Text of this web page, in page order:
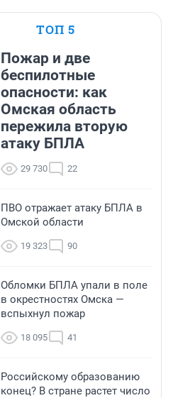
ТОП 5
Пожар и две
беспилотные
опасности: как
Омская область
пережила вторую
атаку БПЛА
29 730 22
ПВО отражает атаку БПЛА в
Омской области
19 323 90
Обломки БПЛА упали в поле
в окрестностях Омска —
вспыхнул пожар
18 095 41
Российскому образованию
конец? В стране растет число